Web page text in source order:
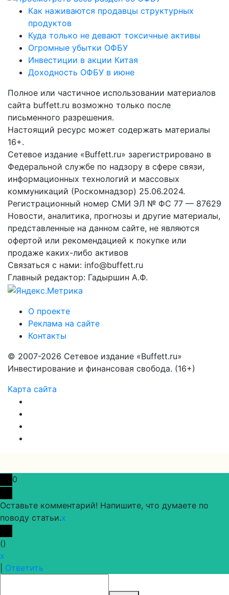
Как наживаются продавцы структурных
продуктов
Куда только не девают токсичные активы
Огромные убытки ОФБУ
Инвестиции в акции Китая
Доходность ОФБУ в июне
Полное или частичное использовании материалов
сайта buffett.ru возможно только после
письменного разрешения.
Настоящий ресурс может содержать материалы
16+.
Сетевое издание «Buffett.ru» зарегистрировано в
Федеральной службе по надзору в сфере связи,
информационных технологий и массовых
коммуникаций (Роскомнадзор) 25.06.2024.
Регистрационный номер СМИ ЭЛ № ФС 77 — 87629
Новости, аналитика, прогнозы и другие материалы,
представленные на данном сайте, не являются
офертой или рекомендацией к покупке или
продаже каких-либо активов
Связаться с нами: info@buffett.ru
Главный редактор: Гадыршин А.Ф.
О проекте
Реклама на сайте
Контакты
© 2007-2026 Сетевое издание «Buffett.ru»
Инвестирование и финансовая свобода. (16+)
Карта сайта
0
Оставьте комментарий! Напишите, что думаете по
поводу статьи.x
()
x
Ответить